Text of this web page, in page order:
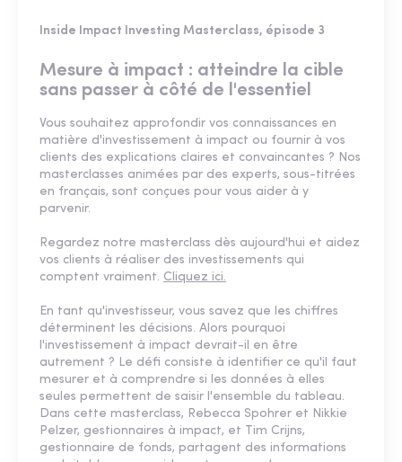
Inside Impact Investing Masterclass, épisode 3
Mesure à impact : atteindre la cible
sans passer à côté de l'essentiel
Vous souhaitez approfondir vos connaissances en
matière d'investissement à impact ou fournir à vos
clients des explications claires et convaincantes ? Nos
masterclasses animées par des experts, sous-titrées
en français, sont conçues pour vous aider à y
parvenir.
Regardez notre masterclass dès aujourd'hui et aidez
vos clients à réaliser des investissements qui
comptent vraiment. Cliquez ici.
En tant qu'investisseur, vous savez que les chiffres
déterminent les décisions. Alors pourquoi
l'investissement à impact devrait-il en être
autrement ? Le défi consiste à identifier ce qu'il faut
mesurer et à comprendre si les données à elles
seules permettent de saisir l'ensemble du tableau.
Dans cette masterclass, Rebecca Spohrer et Nikkie
Pelzer, gestionnaires à impact, et Tim Crijns,
gestionnaire de fonds, partagent des informations